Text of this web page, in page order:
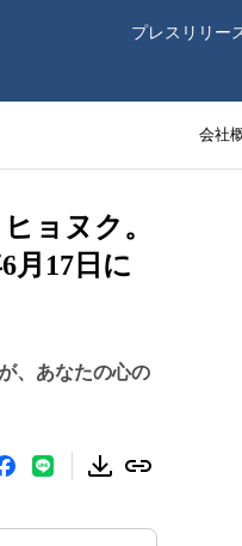
プレスリリー
会社
ョヌク。
月17日に
、あなたの心の